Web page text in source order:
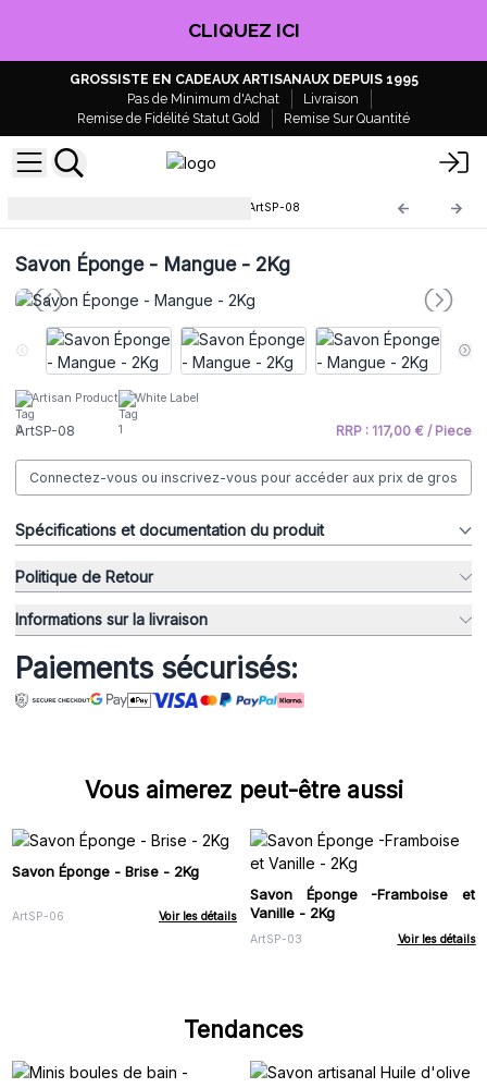
CLIQUEZ ICI
GROSSISTE EN CADEAUX ARTISANAUX DEPUIS 1995
Pas de Minimum d'Achat
Livraison
Remise de Fidélité Statut Gold
Remise Sur Quantité
ArtSP-08
Savon Éponge - Mangue - 2Kg
Artisan Product White Label
ArtSP-08 RRP : 117,00 € / Piece
Connectez-vous ou inscrivez-vous pour accéder aux prix de gros
Spécifications et documentation du produit
Politique de Retour
Informations sur la livraison
Paiements sécurisés:
Vous aimerez peut-être aussi
Savon Éponge - Brise - 2Kg
ArtSP-06 Voir les détails
Savon Éponge -Framboise et
Vanille - 2Kg
ArtSP-03 Voir les détails
Tendances